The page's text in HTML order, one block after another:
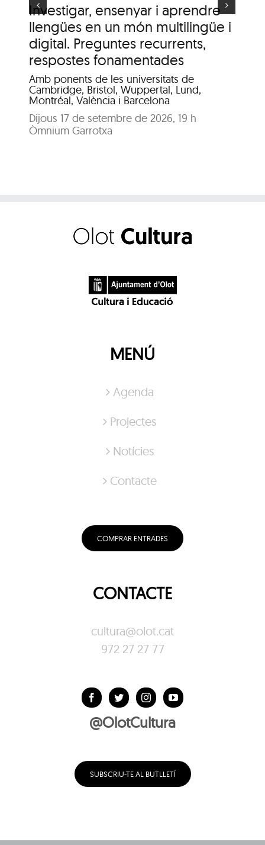
Investigar, ensenyar i aprendre
llengües en un món multilingüe i
digital. Preguntes recurrents,
respostes fonamentades
Amb ponents de les universitats de
Cambridge, Bristol, Wuppertal, Lund,
Montréal, València i Barcelona
Dijous 17 de setembre de 2026, 19 h
Òmnium Garrotxa
MENÚ
Agenda
Projectes
Notícies
Contacte
COMPRAR ENTRADES
CONTACTE
cultura@olot.cat
972 27 27 77
@OlotCultura
SUBSCRIU-TE AL BUTLLETÍ